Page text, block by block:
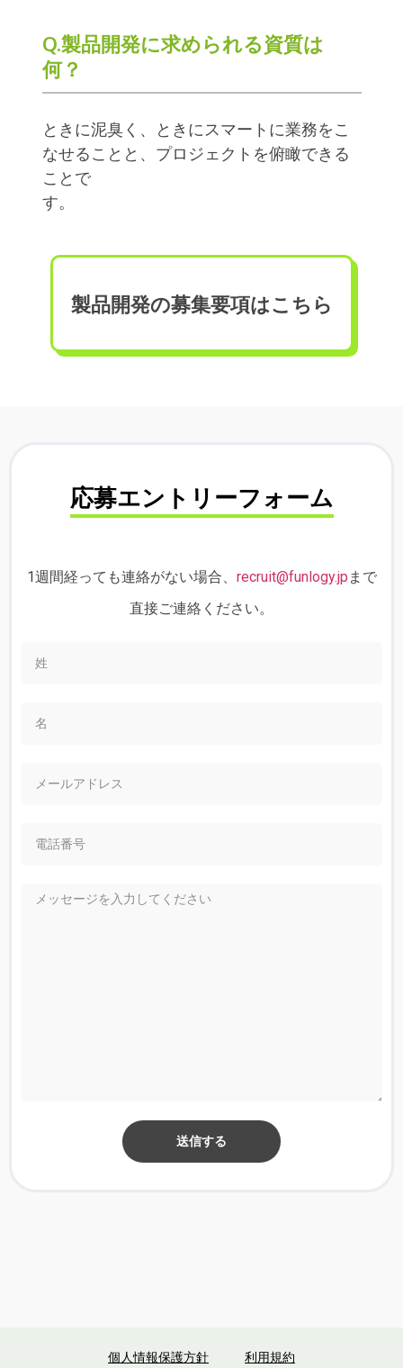
Q.製品開発に求められる資質は
何？
ときに泥臭く、ときにスマートに業務をこ
なせることと、プロジェクトを俯瞰できる
ことで
す。
製品開発の募集要項はこちら
応募エントリーフォーム
1週間経っても連絡がない場合、 recruit@funlogy.jp まで
直接ご連絡ください。
送信する
個人情報保護方針 利用規約